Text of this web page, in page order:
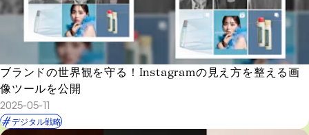
ブランドの世界観を守る！Instagramの見え方を整える画
像ツールを公開
2025-05-11
デジタル戦略